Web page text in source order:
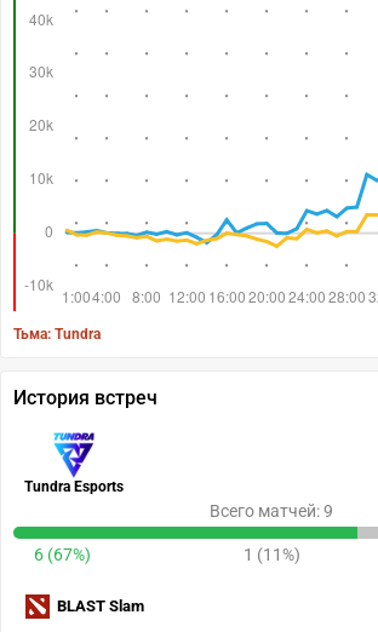
Тьма: Tundra
История встреч
Tundra Esports
Всего матчей: 9
6 (67%) 1 (11%)
BLAST Slam